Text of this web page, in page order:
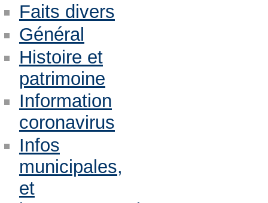
Faits divers
Général
Histoire et
patrimoine
Information
coronavirus
Infos
municipales,
et